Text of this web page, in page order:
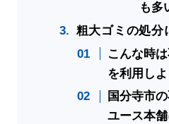
も多
粗大ゴミの処分
こんな時
を利用しよ
国分寺市
ユース本